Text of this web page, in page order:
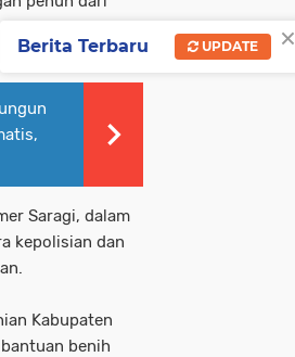
Saragi, dalam
kepolisian dan
Kabupaten
benih
×
Berita Terbaru UPDATE